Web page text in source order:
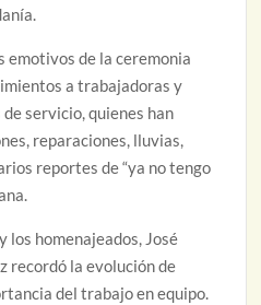
emotivos de la ceremonia
a trabajadoras y
servicio, quienes han
reparaciones, lluvias,
reportes de “ya no tengo
los homenajeados, José
recordó la evolución de
del trabajo en equipo.